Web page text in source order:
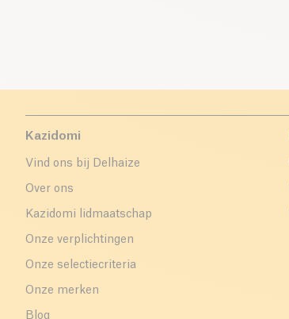
Kazidomi
Vind ons bij Delhaize
Over ons
Kazidomi lidmaatschap
Onze verplichtingen
Onze selectiecriteria
Onze merken
Blog